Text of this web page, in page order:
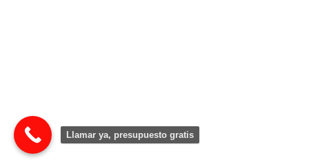
Llamar ya, presupuesto gratis